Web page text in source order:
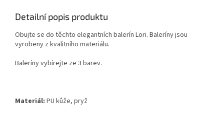
Detailní popis produktu
Obujte se do těchto elegantních balerín Lori. Baleríny jsou
vyrobeny z kvalitního materiálu.
Baleríny vybírejte ze 3 barev.
Materiál: PU kůže, pryž